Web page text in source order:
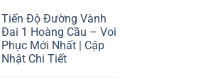
Tiến Độ Đường Vành
Đai 1 Hoàng Cầu – Voi
Phục Mới Nhất | Cập
Nhật Chi Tiết